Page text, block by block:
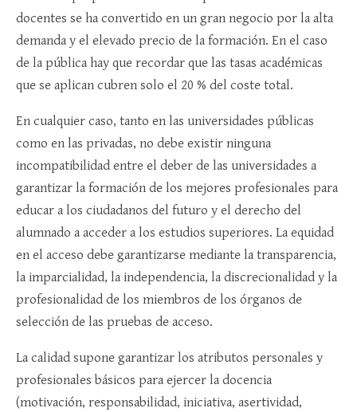
docentes se ha convertido en un gran negocio por la alta
demanda y el elevado precio de la formación. En el caso
de la pública hay que recordar que las tasas académicas
que se aplican cubren solo el 20 % del coste total.
En cualquier caso, tanto en las universidades públicas
como en las privadas, no debe existir ninguna
incompatibilidad entre el deber de las universidades a
garantizar la formación de los mejores profesionales para
educar a los ciudadanos del futuro y el derecho del
alumnado a acceder a los estudios superiores. La equidad
en el acceso debe garantizarse mediante la transparencia,
la imparcialidad, la independencia, la discrecionalidad y la
profesionalidad de los miembros de los órganos de
selección de las pruebas de acceso.
La calidad supone garantizar los atributos personales y
profesionales básicos para ejercer la docencia
(motivación, responsabilidad, iniciativa, asertividad,